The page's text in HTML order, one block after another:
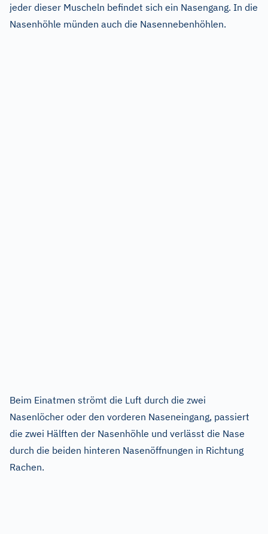
jeder dieser Muscheln befindet sich ein Nasengang. In die
Nasenhöhle münden auch die Nasennebenhöhlen.
Beim Einatmen strömt die Luft durch die zwei
Nasenlöcher oder den vorderen Naseneingang, passiert
die zwei Hälften der Nasenhöhle und verlässt die Nase
durch die beiden hinteren Nasenöffnungen in Richtung
Rachen.